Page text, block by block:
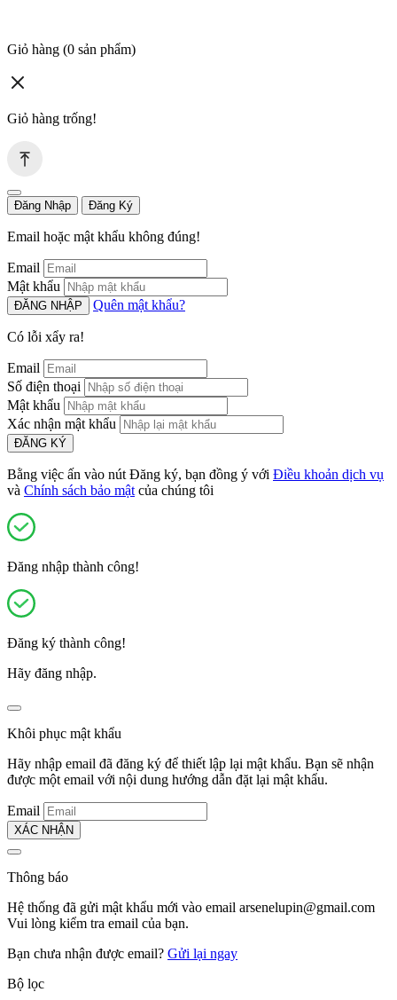
Giỏ hàng (0 sản phẩm)
Giỏ hàng trống!
Đăng Nhập Đăng Ký
Email hoặc mật khẩu không đúng!
Email
Mật khẩu
ĐĂNG NHẬP Quên mật khẩu?
Có lỗi xẩy ra!
Email
Số điện thoại
Mật khẩu
Xác nhận mật khẩu
ĐĂNG KÝ
Bằng việc ấn vào nút Đăng ký, bạn đồng ý với Điều khoản dịch vụ
và Chính sách bảo mật của chúng tôi
Đăng nhập thành công!
Đăng ký thành công!
Hãy đăng nhập.
Khôi phục mật khẩu
Hãy nhập email đã đăng ký để thiết lập lại mật khẩu. Bạn sẽ nhận
được một email với nội dung hướng dẫn đặt lại mật khẩu.
Email
XÁC NHẬN
Thông báo
Hệ thống đã gửi mật khẩu mới vào email arsenelupin@gmail.com
Vui lòng kiểm tra email của bạn.
Bạn chưa nhận được email? Gửi lại ngay
Bộ lọc